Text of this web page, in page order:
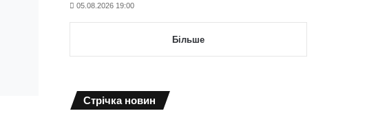
05.08.2026 19:00
Більше
Cтрічка новин